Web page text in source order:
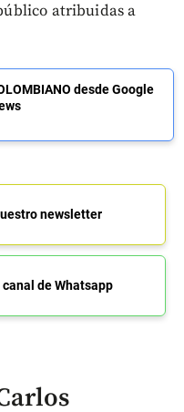
atribuidas a
desde Google
newsletter
de Whatsapp